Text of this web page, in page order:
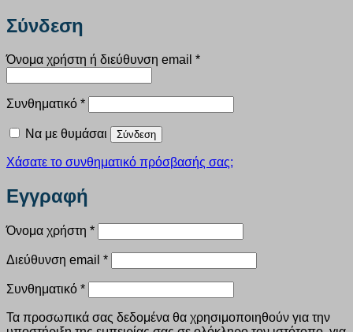
Σύνδεση
Όνομα χρήστη ή διεύθυνση email *Απαιτείται
Συνθηματικό *Απαιτείται
Να με θυμάσαι Σύνδεση
Χάσατε το συνθηματικό πρόσβασής σας;
Εγγραφή
Όνομα χρήστη *Απαιτείται
Διεύθυνση email *Απαιτείται
Συνθηματικό *Απαιτείται
Τα προσωπικά σας δεδομένα θα χρησιμοποιηθούν για την